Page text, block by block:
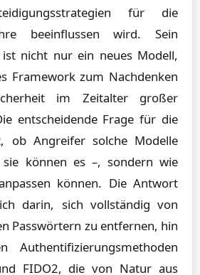
für die
beeinflussen wird. Sein
nicht nur ein neues Modell,
Framework zum Nachdenken
im Zeitalter großer
entscheidende Frage für die
ob Angreifer solche Modelle
können es –, sondern wie
können. Die Antwort
darin, sich vollständig von
Passwörtern zu entfernen, hin
Authentifizierungsmethoden
FIDO2, die von Natur aus